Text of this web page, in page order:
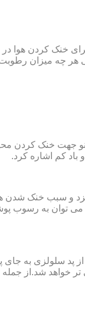
برای خنک کردن
چه میزان رطوبت
از پارچه های نانو
کم اشاره کرد.
و سبب خنک شدن
به رسوب
از پد سلولزی به
خواهد شد.از جمله